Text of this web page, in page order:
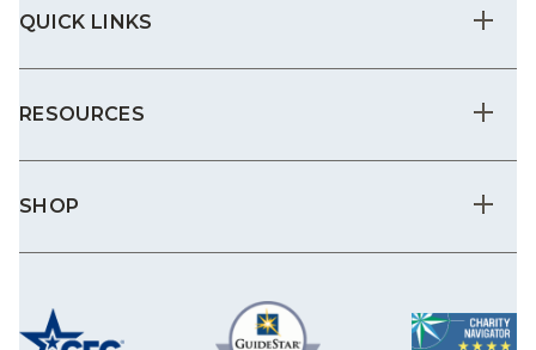
QUICK LINKS
RESOURCES
SHOP